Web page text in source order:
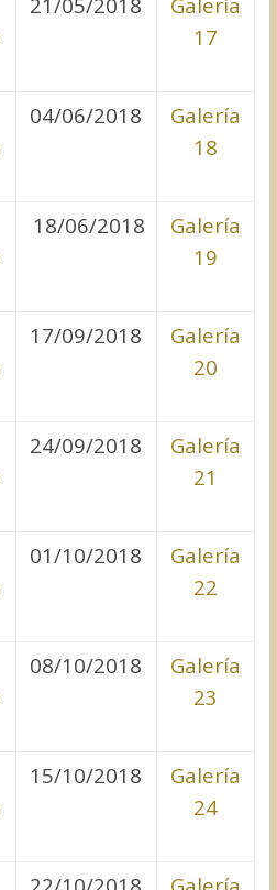
17
04/06/2018
Galería
18
18/06/2018
Galería
19
17/09/2018
Galería
20
24/09/2018
Galería
21
01/10/2018
Galería
22
08/10/2018
Galería
23
15/10/2018
Galería
24